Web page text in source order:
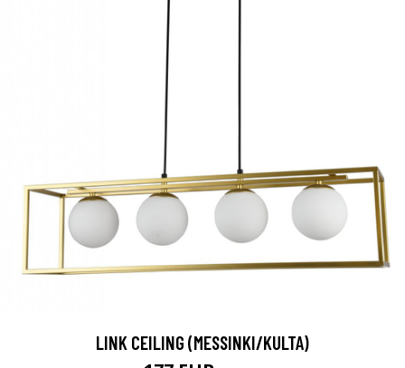
LINK CEILING (MESSINKI/KULTA)